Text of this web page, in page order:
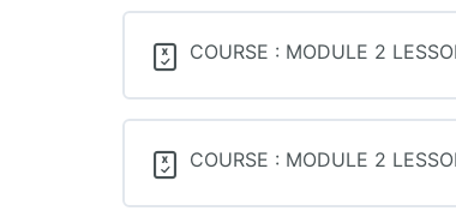
COURSE : MODULE 2
COURSE : MODULE 2